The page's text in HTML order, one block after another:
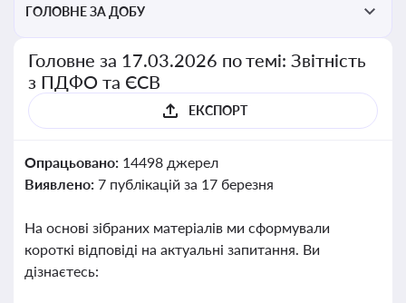
ГОЛОВНЕ ЗА ДОБУ
Головне за 17.03.2026 по темі: Звітність
з ПДФО та ЄСВ
ЕКСПОРТ
Опрацьовано: 14498 джерел
Виявлено: 7 публікацій за 17 березня
На основі зібраних матеріалів ми сформували
короткі відповіді на актуальні запитання. Ви
дізнаєтесь: